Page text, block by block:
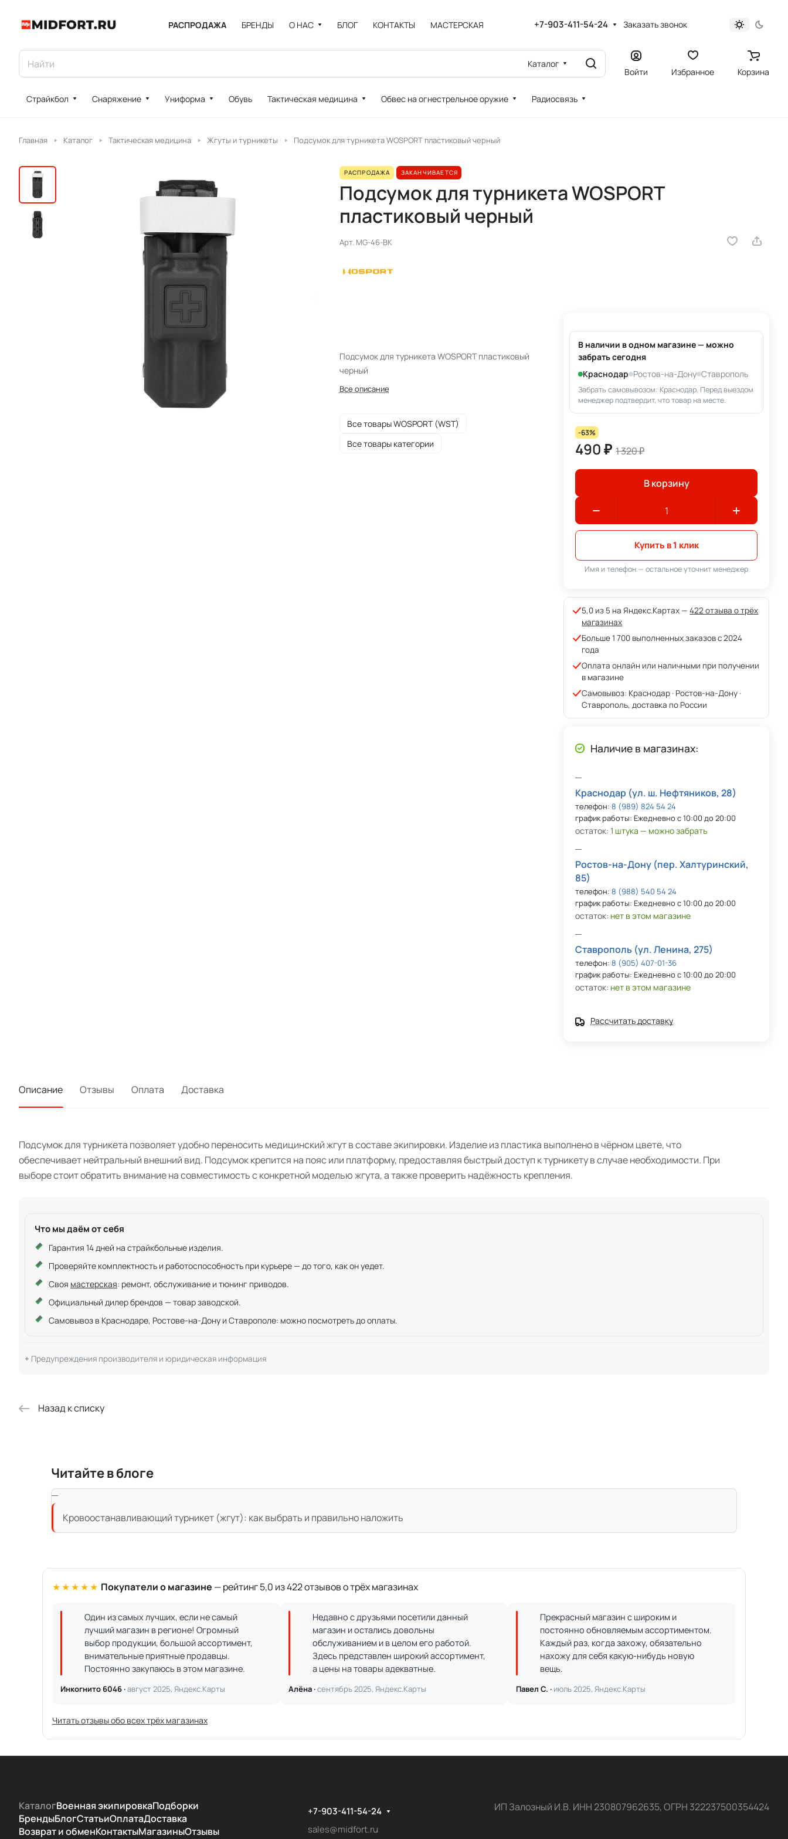
РАСПРОДАЖА БРЕНДЫ О НАС БЛОГ КОНТАКТЫ МАСТЕРСКАЯ +7-903-411-54-24 Заказать звонок
Каталог
Войти Избранное Корзина
Страйкбол Снаряжение Униформа Обувь Тактическая медицина Обвес на огнестрельное оружие Радиосвязь
Главная Каталог Тактическая медицина Жгуты и турникеты Подсумок для турникета WOSPORT пластиковый черный
РАСПРОДАЖА ЗАКАНЧИВАЕТСЯ
Подсумок для турникета WOSPORT
пластиковый черный
Арт. MG-46-BK
Подсумок для турникета WOSPORT пластиковый
черный
Все описание
Все товары WOSPORT (WST)
Все товары категории
В наличии в одном магазине — можно
забрать сегодня
Краснодар Ростов-на-Дону Ставрополь
Забрать самовывозом: Краснодар. Перед выездом
менеджер подтвердит, что товар на месте.
-63%
490 ₽ 1 320 ₽
В корзину
Купить в 1 клик
Имя и телефон — остальное уточнит менеджер
5,0 из 5 на Яндекс.Картах —422 отзыва о трёх
магазинах
Больше 1 700 выполненных заказов с 2024
года
Оплата онлайн или наличными при получении
в магазине
Самовывоз: Краснодар · Ростов-на-Дону ·
Ставрополь, доставка по России
Наличие в магазинах:
Краснодар (ул. ш. Нефтяников, 28)
телефон:8 (989) 824 54 24
график работы: Ежедневно с 10:00 до 20:00
остаток:1 штука — можно забрать
Ростов-на-Дону (пер. Халтуринский,
85)
телефон:8 (988) 540 54 24
график работы: Ежедневно с 10:00 до 20:00
остаток: нет в этом магазине
Ставрополь (ул. Ленина, 275)
телефон:8 (905) 407-01-36
график работы: Ежедневно с 10:00 до 20:00
остаток: нет в этом магазине
Рассчитать доставку
Описание Отзывы Оплата Доставка
Подсумок для турникета позволяет удобно переносить медицинский жгут в составе экипировки. Изделие из пластика выполнено в чёрном цвете, что
обеспечивает нейтральный внешний вид. Подсумок крепится на пояс или платформу, предоставляя быстрый доступ к турникету в случае необходимости. При
выборе стоит обратить внимание на совместимость с конкретной моделью жгута, а также проверить надёжность крепления.
Что мы даём от себя
Гарантия 14 дней на страйкбольные изделия.
Проверяйте комплектность и работоспособность при курьере — до того, как он уедет.
Своя мастерская: ремонт, обслуживание и тюнинг приводов.
Официальный дилер брендов — товар заводской.
Самовывоз в Краснодаре, Ростове-на-Дону и Ставрополе: можно посмотреть до оплаты.
Предупреждения производителя и юридическая информация
Назад к списку
Читайте в блоге
Кровоостанавливающий турникет (жгут): как выбрать и правильно наложить
★★★★★ Покупатели о магазине — рейтинг 5,0 из 422 отзывов о трёх магазинах
Один из самых лучших, если не самый
лучший магазин в регионе! Огромный
выбор продукции, большой ассортимент,
внимательные приятные продавцы.
Постоянно закупаюсь в этом магазине.
Инкогнито 6046 ·август 2025, Яндекс.Карты
Недавно с друзьями посетили данный
магазин и остались довольны
обслуживанием и в целом его работой.
Здесь представлен широкий ассортимент,
а цены на товары адекватные.
Алёна ·сентябрь 2025, Яндекс.Карты
Прекрасный магазин с широким и
постоянно обновляемым ассортиментом.
Каждый раз, когда захожу, обязательно
нахожу для себя какую-нибудь новую
вещь.
Павел С. · июль 2025, Яндекс.Карты
Читать отзывы обо всех трёх магазинах
КаталогВоенная экипировкаПодборки
БрендыБлогСтатьиОплатаДоставка
Возврат и обменКонтактыМагазиныОтзывы
+7-903-411-54-24
sales@midfort.ru
ИП Залозный И.В. ИНН 230807962635, ОГРН 322237500354424